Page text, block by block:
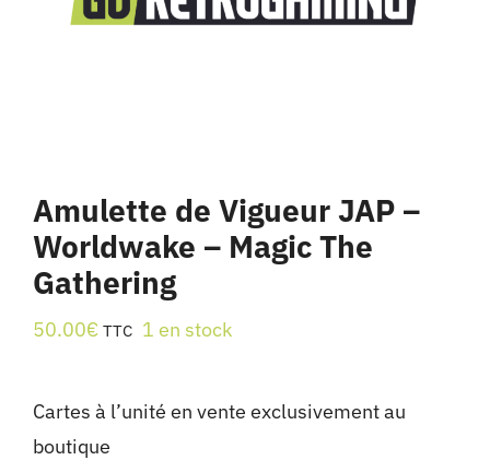
Amulette de Vigueur JAP –
Worldwake – Magic The
Gathering
50.00€ TTC 1 en stock
Cartes à l’unité en vente exclusivement au
boutique